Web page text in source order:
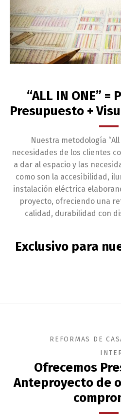
“ALL IN ONE”
Presupuesto +
Nuestra metodología
necesidades de los clientes
a dar al espacio y las
como son la accesibilidad,
instalación eléctrica
proyecto, ofreciendo una
calidad, durabilidad con
Exclusivo para
REFORMAS DE
Ofrecemos
Anteproyecto de